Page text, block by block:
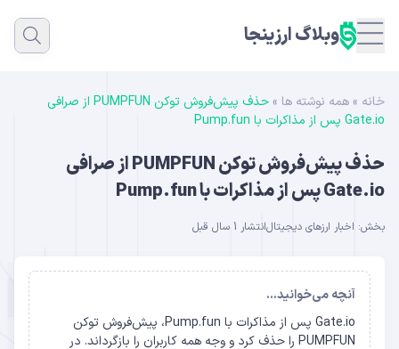
وبلاگ ارزینجا
خانه » همه نوشته ها »
حذف پیش‌فروش توکن PUMPFUN از صرافی
Gate.io پس از مذاکرات با Pump.fun
حذف پیش‌فروش توکن PUMPFUN از صرافی
Gate.io پس از مذاکرات با Pump.fun
بخش: اخبار ارزهای دیجیتالانتشار 1 سال قبل
آنچه می‌خوانید...
Gate.io پس از مذاکرات با Pump.fun، پیش‌فروش توکن
PUMPFUN را حذف کرد و وجه همه کاربران را بازگرداند. در